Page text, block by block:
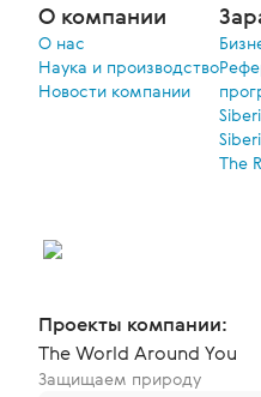
О компании
О нас
Наука и производство
Новости компании
The
Проекты компании:
The World Around You
Защищаем природу